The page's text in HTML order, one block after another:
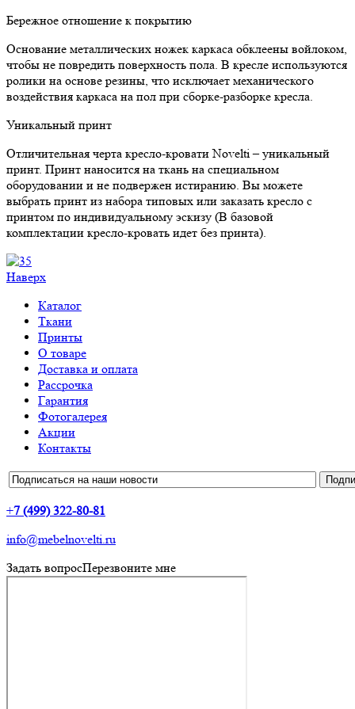
Бережное отношение к покрытию
Основание металлических ножек каркаса обклеены войлоком,
чтобы не повредить поверхность пола. В кресле используются
ролики на основе резины, что исключает механического
воздействия каркаса на пол при сборке-разборке кресла.
Уникальный принт
Отличительная черта кресло-кровати Novelti – уникальный
принт. Принт наносится на ткань на специальном
оборудовании и не подвержен истиранию. Вы можете
выбрать принт из набора типовых или заказать кресло с
принтом по индивидуальному эскизу (В базовой
комплектации кресло-кровать идет без принта).
Наверх
Каталог
Ткани
Принты
О товаре
Доставка и оплата
Рассрочка
Гарантия
Фотогалерея
Акции
Контакты
+7 (499) 322-80-81
info@mebelnovelti.ru
Задать вопросПерезвоните мне